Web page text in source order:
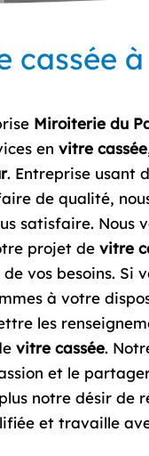
cassée
Miroiterie du
en vitre cassée
. Entreprise usant
de qualité,
satisfaire. Nous
projet de vitre
de vos besoins. Si
à votre
les
vitre cassée.
et le
notre désir de
et travaille